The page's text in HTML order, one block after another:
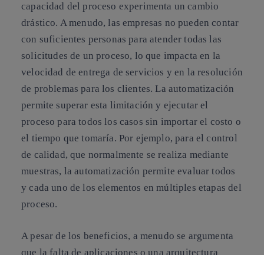
capacidad del proceso experimenta un cambio
drástico. A menudo, las empresas no pueden contar
con suficientes personas para atender todas las
solicitudes de un proceso, lo que impacta en la
velocidad de entrega de servicios y en la resolución
de problemas para los clientes. La automatización
permite superar esta limitación y ejecutar el
proceso para todos los casos sin importar el costo o
el tiempo que tomaría. Por ejemplo, para el control
de calidad, que normalmente se realiza mediante
muestras, la automatización permite evaluar todos
y cada uno de los elementos en múltiples etapas del
proceso.
A pesar de los beneficios, a menudo se argumenta
que la falta de aplicaciones o una arquitectura